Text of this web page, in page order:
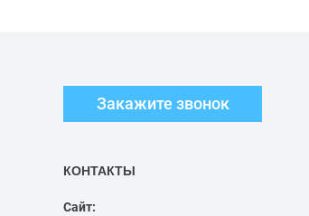
Закажите звонок
КОНТАКТЫ
Сайт: